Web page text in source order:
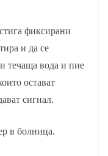
фиксирани
и да се
течаща вода и пие
остават
сигнал.
в болница.